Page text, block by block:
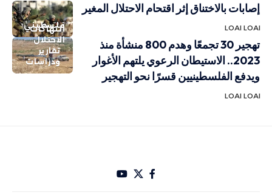
فلسطيني
إصابات بالاختناق إثر اقتحام الاحتلال المغير
LOAI LOAI
انتهاكات
الاحتلال
تقارير
ودراسات
تهجير 30 تجمعًا وهدم 800 منشأة منذ
2023.. الاستيطان الرعوي يلتهم الأغوار
ويدفع الفلسطينيين قسرًا نحو التهجير
LOAI LOAI